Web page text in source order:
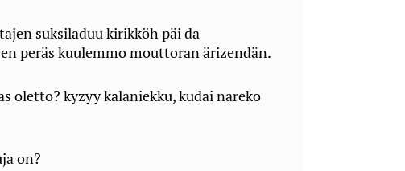
suksiladuu kirikköh päi da
peräs kuulemmo mouttoran ärizendän.
oletto? kyzyy kalaniekku, kudai nareko
on?